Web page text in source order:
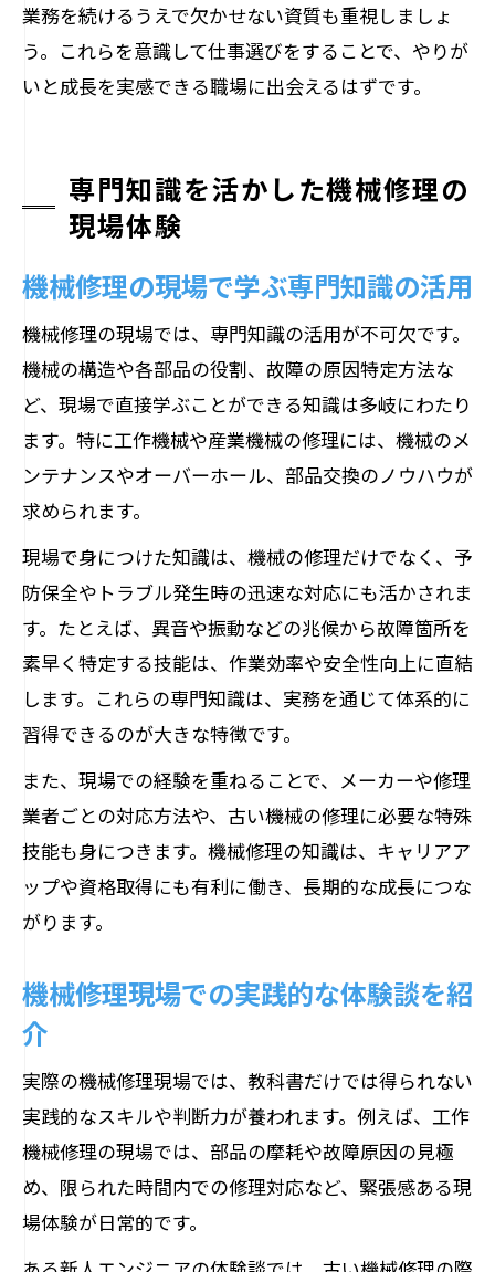
業務を続けるうえで欠かせない資質も重視しましょ
う。これらを意識して仕事選びをすることで、やりが
いと成長を実感できる職場に出会えるはずです。
専門知識を活かした機械修理の
現場体験
機械修理の現場で学ぶ専門知識の活用
機械修理の現場では、専門知識の活用が不可欠です。
機械の構造や各部品の役割、故障の原因特定方法な
ど、現場で直接学ぶことができる知識は多岐にわたり
ます。特に工作機械や産業機械の修理には、機械のメ
ンテナンスやオーバーホール、部品交換のノウハウが
求められます。
現場で身につけた知識は、機械の修理だけでなく、予
防保全やトラブル発生時の迅速な対応にも活かされま
す。たとえば、異音や振動などの兆候から故障箇所を
素早く特定する技能は、作業効率や安全性向上に直結
します。これらの専門知識は、実務を通じて体系的に
習得できるのが大きな特徴です。
また、現場での経験を重ねることで、メーカーや修理
業者ごとの対応方法や、古い機械の修理に必要な特殊
技能も身につきます。機械修理の知識は、キャリアア
ップや資格取得にも有利に働き、長期的な成長につな
がります。
機械修理現場での実践的な体験談を紹
介
実際の機械修理現場では、教科書だけでは得られない
実践的なスキルや判断力が養われます。例えば、工作
機械修理の現場では、部品の摩耗や故障原因の見極
め、限られた時間内での修理対応など、緊張感ある現
場体験が日常的です。